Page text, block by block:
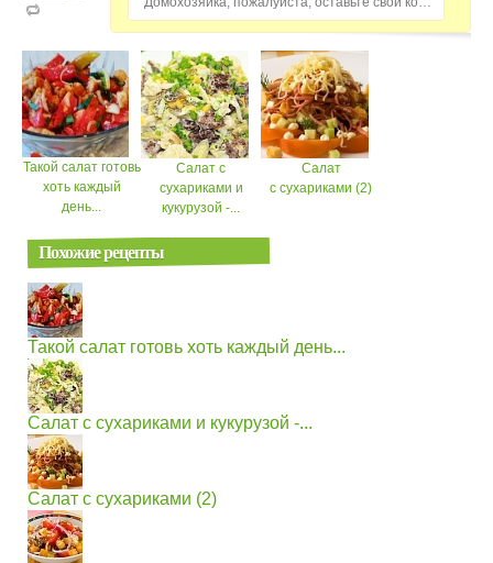
Такой салат готовь
хоть каждый
день...
Салат с
сухариками и
кукурузой -...
Салат
с сухариками (2)
Похожие рецепты
Такой салат готовь хоть каждый день...
Салат с сухариками и кукурузой -...
Салат с сухариками (2)